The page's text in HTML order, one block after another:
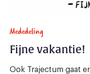
Mededeling
Fijne vakantie!
Ook Trajectum gaat